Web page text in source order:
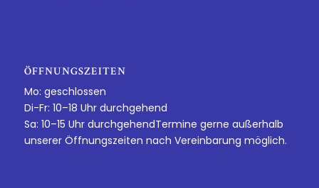
ÖFFNUNGSZEITEN
Mo: geschlossen
Di-Fr: 10–18 Uhr durchgehend
Sa: 10–15 Uhr durchgehendTermine gerne außerhalb
unserer Öffnungszeiten nach Vereinbarung möglich.